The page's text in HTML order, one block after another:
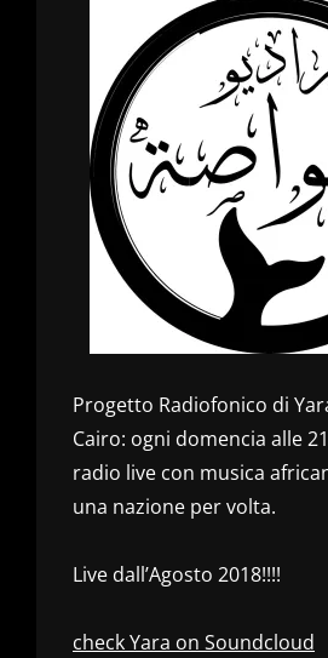
Progetto Radiofonico di
Cairo: ogni domencia alle
radio live con musica
una nazione per volta.
Live dall’Agosto 2018!!!!
check Yara on Soundcloud